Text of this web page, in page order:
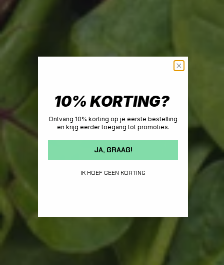
10% KORTING?
Ontvang 10% korting op je eerste bestelling
en krijg eerder toegang tot promoties.
JA, GRAAG!
IK HOEF GEEN KORTING